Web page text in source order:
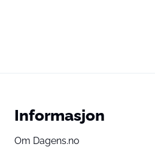
Informasjon
Om Dagens.no